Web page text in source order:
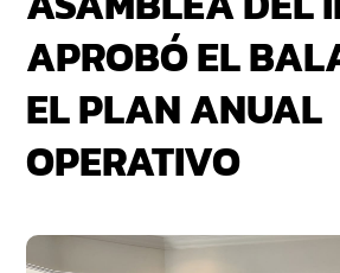
APROBÓ EL
EL PLAN ANUAL
OPERATIVO